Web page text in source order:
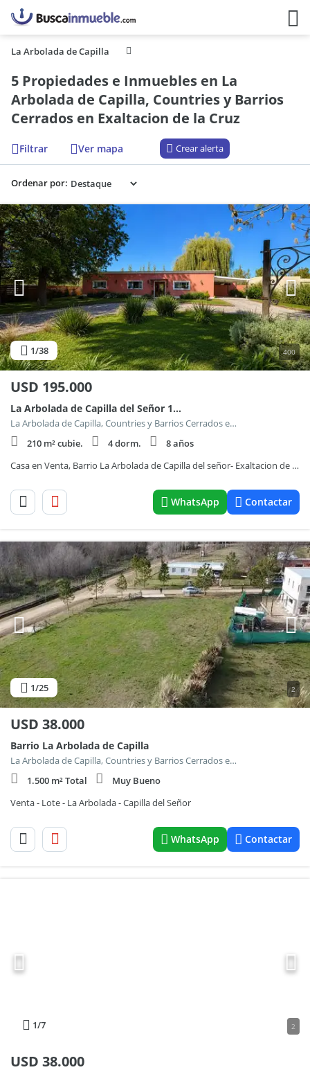
La Arbolada de Capilla
5 Propiedades e Inmuebles en La
Arbolada de Capilla, Countries y Barrios
Cerrados en Exaltacion de la Cruz
Filtrar Ver mapa Crear alerta
Ordenar por:
1/38 400
USD 195.000
La Arbolada de Capilla del Señor 100
La Arbolada de Capilla, Countries y Barrios Cerrados en Exaltacion de la Cruz
210 m² cubie.
4 dorm.
8 años
Casa en Venta, Barrio La Arbolada de Capilla del señor- Exaltacion de la Cruz.-
WhatsApp Contactar
1/25 2
USD 38.000
Barrio La Arbolada de Capilla
La Arbolada de Capilla, Countries y Barrios Cerrados en Exaltacion de la Cruz
1.500 m² Total
Muy Bueno
Venta - Lote - La Arbolada - Capilla del Señor
WhatsApp Contactar
1/7 2
USD 38.000